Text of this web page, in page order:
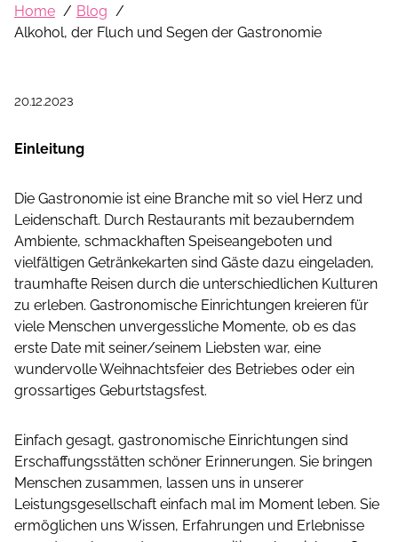
Home
Blog
Alkohol, der Fluch und Segen der Gastronomie
20.12.2023
Einleitung
Die Gastronomie ist eine Branche mit so viel Herz und
Leidenschaft. Durch Restaurants mit bezauberndem
Ambiente, schmackhaften Speiseangeboten und
vielfältigen Getränkekarten sind Gäste dazu eingeladen,
traumhafte Reisen durch die unterschiedlichen Kulturen
zu erleben. Gastronomische Einrichtungen kreieren für
viele Menschen unvergessliche Momente, ob es das
erste Date mit seiner/seinem Liebsten war, eine
wundervolle Weihnachtsfeier des Betriebes oder ein
grossartiges Geburtstagsfest.
Einfach gesagt, gastronomische Einrichtungen sind
Erschaffungsstätten schöner Erinnerungen. Sie bringen
Menschen zusammen, lassen uns in unserer
Leistungsgesellschaft einfach mal im Moment leben. Sie
ermöglichen uns Wissen, Erfahrungen und Erlebnisse